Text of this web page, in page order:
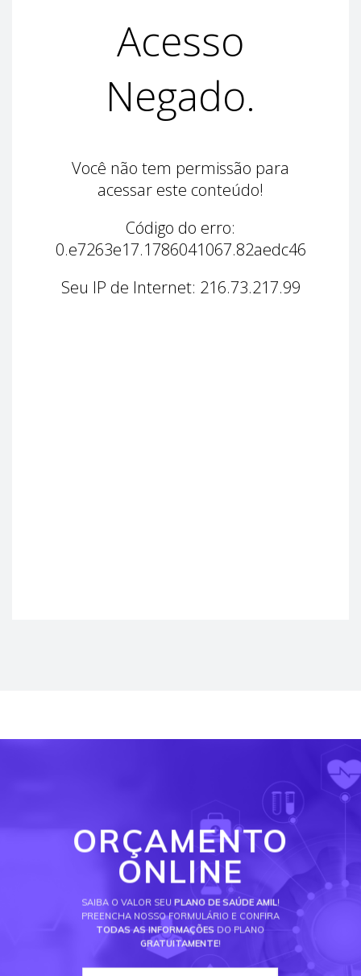
ORÇAMENTO
ONLINE
SAIBA O VALOR SEU PLANO DE SAÚDE AMIL!
PREENCHA NOSSO FORMULÁRIO E CONFIRA
TODAS AS INFORMAÇÕES DO PLANO
GRATUITAMENTE!